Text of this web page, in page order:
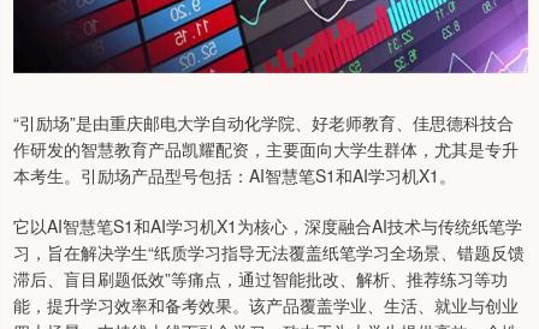
“引励场”是由重庆邮电大学自动化学院、好老师教育、佳思德科技合
作研发的智慧教育产品凯耀配资，主要面向大学生群体，尤其是专升
本考生。引励场产品型号包括：AI智慧笔S1和AI学习机X1。
它以AI智慧笔S1和AI学习机X1为核心，深度融合AI技术与传统纸笔学
习，旨在解决学生“纸质学习指导无法覆盖纸笔学习全场景、错题反馈
滞后、盲目刷题低效”等痛点，通过智能批改、解析、推荐练习等功
能，提升学习效率和备考效果。该产品覆盖学业、生活、就业与创业